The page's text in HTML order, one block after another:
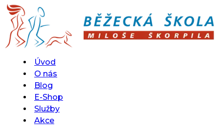
Úvod
O nás
Blog
E-Shop
Služby
Akce